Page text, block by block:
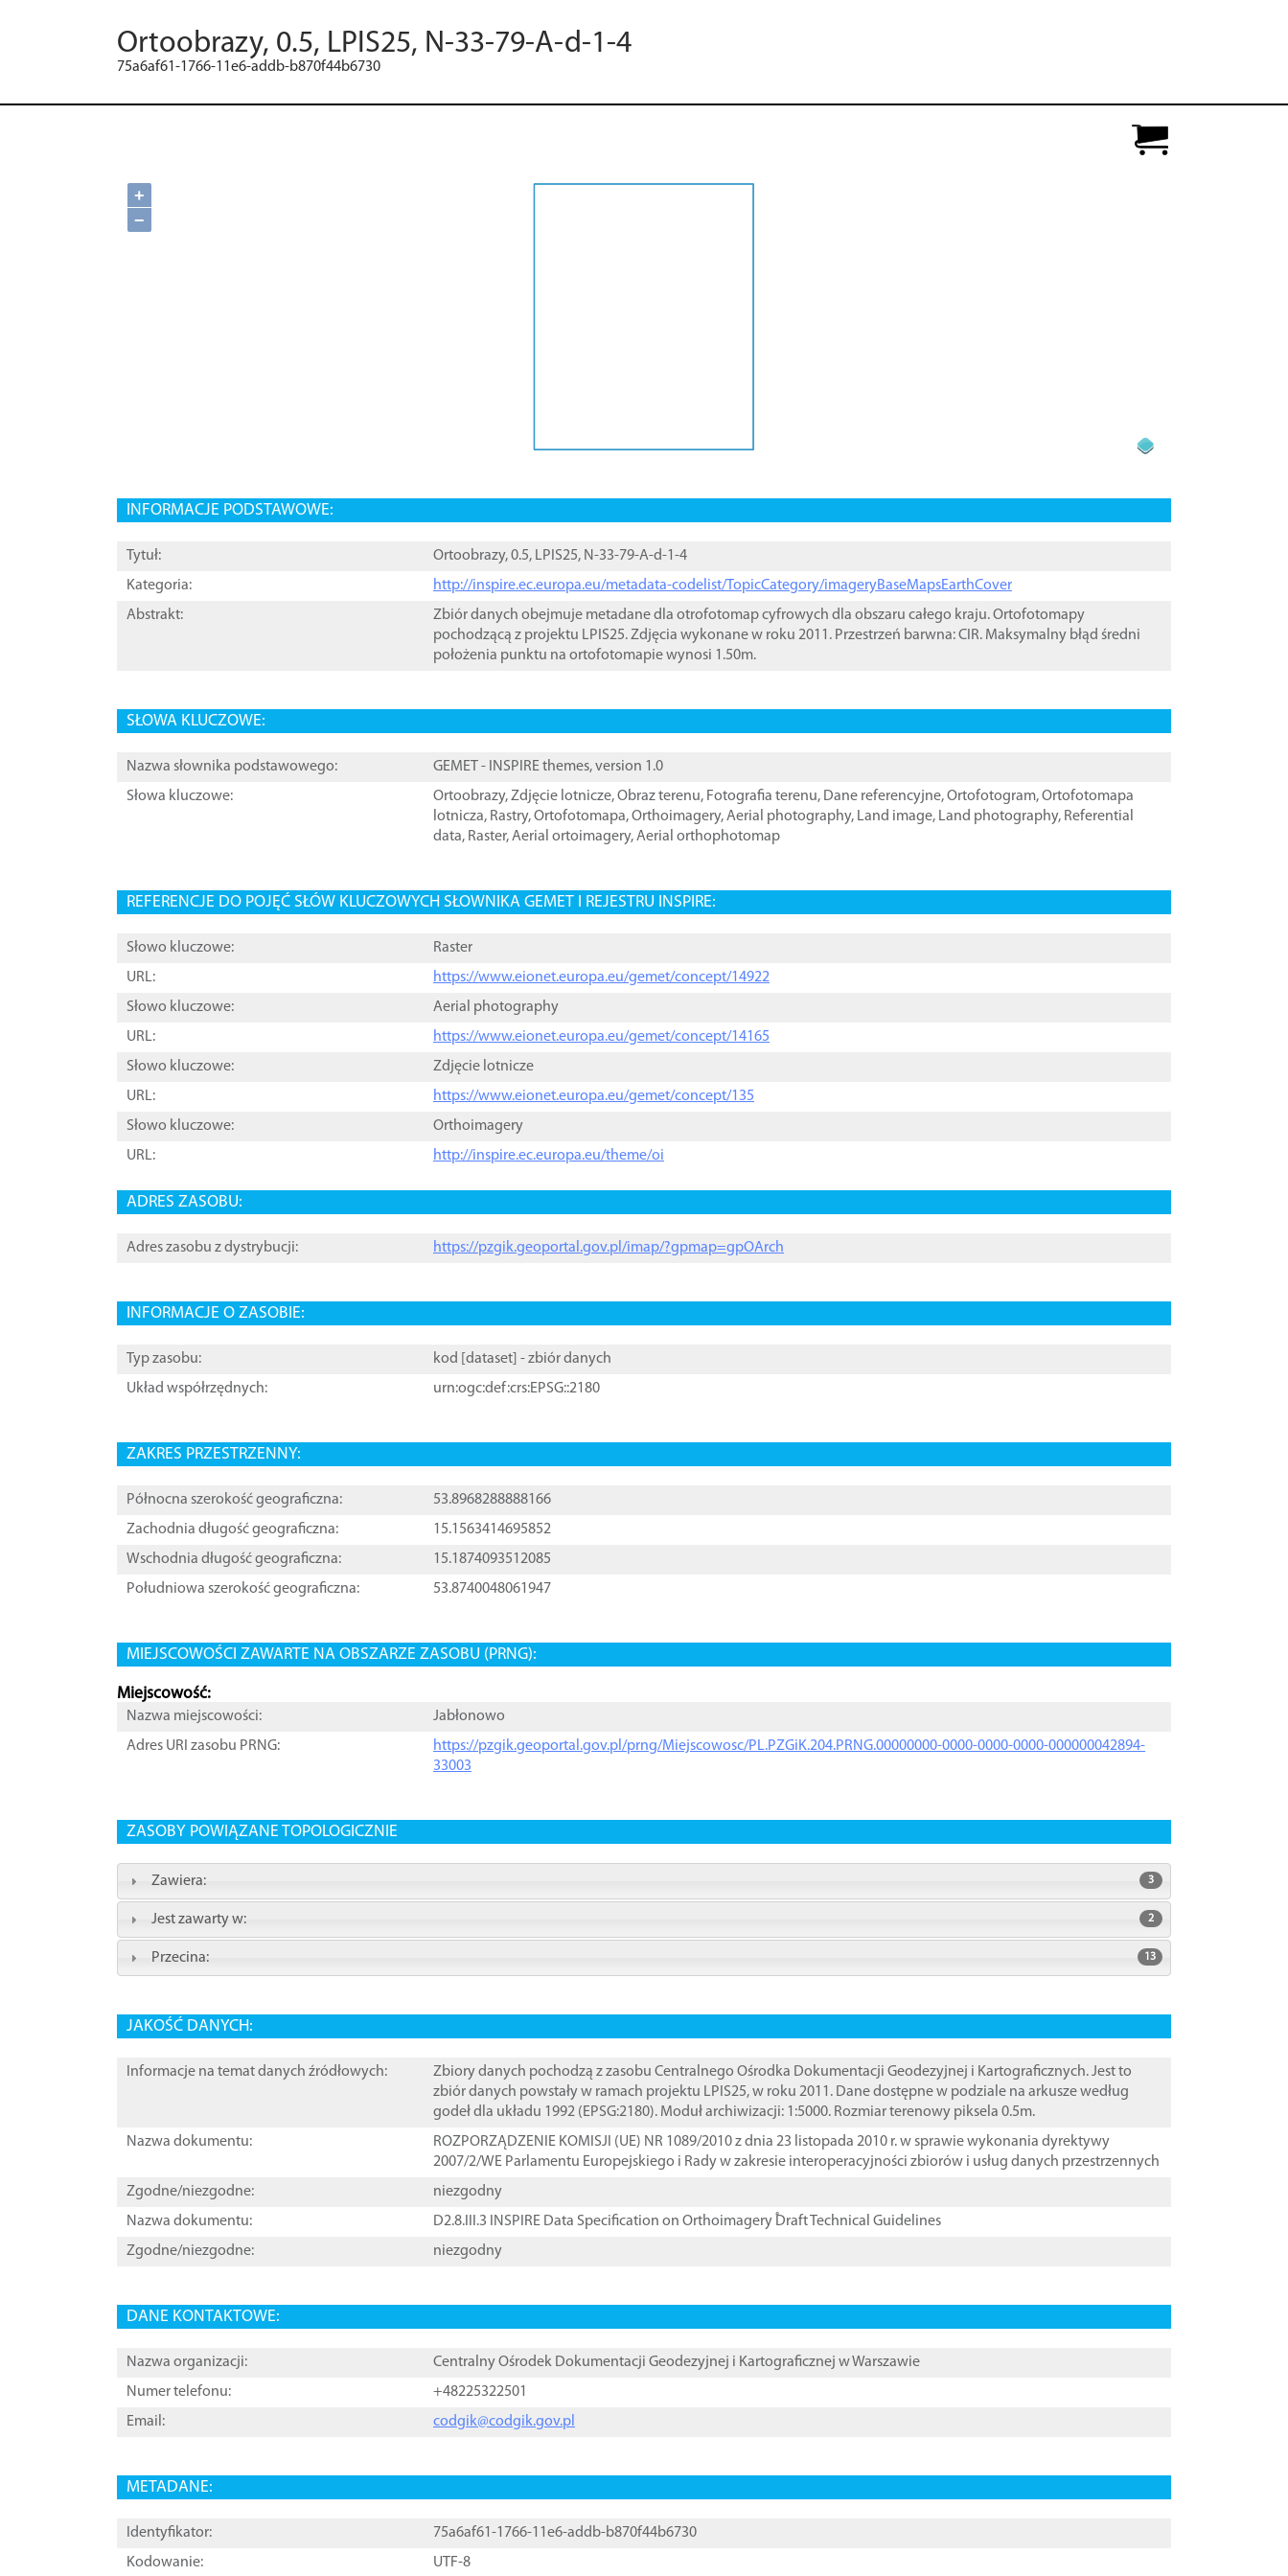
Ortoobrazy, 0.5, LPIS25, N-33-79-A-d-1-4
75a6af61-1766-11e6-addb-b870f44b6730
+
−
INFORMACJE PODSTAWOWE:
Tytuł:
Ortoobrazy, 0.5, LPIS25, N-33-79-A-d-1-4
Kategoria:
http://inspire.ec.europa.eu/metadata-codelist/TopicCategory/imageryBaseMapsEarthCover
Abstrakt:
Zbiór danych obejmuje metadane dla otrofotomap cyfrowych dla obszaru całego kraju. Ortofotomapy
pochodzącą z projektu LPIS25. Zdjęcia wykonane w roku 2011. Przestrzeń barwna: CIR. Maksymalny błąd średni
położenia punktu na ortofotomapie wynosi 1.50m.
SŁOWA KLUCZOWE:
Nazwa słownika podstawowego:
GEMET - INSPIRE themes, version 1.0
Słowa kluczowe:
Ortoobrazy,Zdjęcie lotnicze,Obraz terenu, Fotografia terenu, Dane referencyjne,Ortofotogram,Ortofotomapa
lotnicza, Rastry,Ortofotomapa,Orthoimagery,Aerial photography, Land image, Land photography, Referential
data, Raster,Aerial ortoimagery,Aerial orthophotomap
REFERENCJE DO POJĘĆ SŁÓW KLUCZOWYCH SŁOWNIKA GEMET I REJESTRU INSPIRE:
Słowo kluczowe:
Raster
URL:
https://www.eionet.europa.eu/gemet/concept/14922
Słowo kluczowe:
Aerial photography
URL:
https://www.eionet.europa.eu/gemet/concept/14165
Słowo kluczowe:
Zdjęcie lotnicze
URL:
https://www.eionet.europa.eu/gemet/concept/135
Słowo kluczowe:
Orthoimagery
URL:
http://inspire.ec.europa.eu/theme/oi
ADRES ZASOBU:
Adres zasobu z dystrybucji: https://pzgik.geoportal.gov.pl/imap/?gpmap=gpOArch
INFORMACJE O ZASOBIE:
Typ zasobu: kod [ dataset ] - zbiór danych
Układ współrzędnych:
urn:ogc:def:crs:EPSG::2180
ZAKRES PRZESTRZENNY:
Północna szerokość geograficzna:
53.8968288888166
Zachodnia długość geograficzna:
15.1563414695852
Wschodnia długość geograficzna:
15.1874093512085
Południowa szerokość geograficzna:
53.8740048061947
MIEJSCOWOŚCI ZAWARTE NA OBSZARZE ZASOBU (PRNG):
Miejscowość:
Nazwa miejscowości:
Jabłonowo
Adres URI zasobu PRNG:
https://pzgik.geoportal.gov.pl/prng/Miejscowosc/PL.PZGiK.204.PRNG.00000000-0000-0000-0000-000000042894-
33003
ZASOBY POWIĄZANE TOPOLOGICZNIE
Zawiera: 3
Jest zawarty w: 2
Przecina: 13
JAKOŚĆ DANYCH:
Informacje na temat danych źródłowych:
Zbiory danych pochodzą z zasobu Centralnego Ośrodka Dokumentacji Geodezyjnej i Kartograficznych. Jest to
zbiór danych powstały w ramach projektu LPIS25, w roku 2011. Dane dostępne w podziale na arkusze według
godeł dla układu 1992 (EPSG:2180). Moduł archiwizacji: 1:5000. Rozmiar terenowy piksela 0.5m.
Nazwa dokumentu:
ROZPORZĄDZENIE KOMISJI (UE) NR 1089/2010 z dnia 23 listopada 2010 r. w sprawie wykonania dyrektywy
2007/2/WE Parlamentu Europejskiego i Rady w zakresie interoperacyjności zbiorów i usług danych przestrzennych
Zgodne/niezgodne:
niezgodny
Nazwa dokumentu:
D2.8.III.3 INSPIRE Data Specification on Orthoimagery ֠Draft Technical Guidelines
Zgodne/niezgodne:
niezgodny
DANE KONTAKTOWE:
Nazwa organizacji:
Centralny Ośrodek Dokumentacji Geodezyjnej i Kartograficznej w Warszawie
Numer telefonu:
+48225322501
Email:
codgik@codgik.gov.pl
METADANE:
Identyfikator:
75a6af61-1766-11e6-addb-b870f44b6730
Kodowanie:
UTF-8